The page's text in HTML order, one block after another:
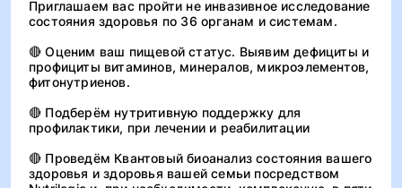
Приглашаем вас пройти не инвазивное исследование
состояния здоровья по 36 органам и системам.
🔴 Оценим ваш пищевой статус. Выявим дефициты и
профициты витаминов, минералов, микроэлементов,
фитонутриенов.
🔴 Подберём нутритивную поддержку для
профилактики, при лечении и реабилитации
🔴 Проведём Квантовый биоанализ состояния вашего
здоровья и здоровья вашей семьи посредством